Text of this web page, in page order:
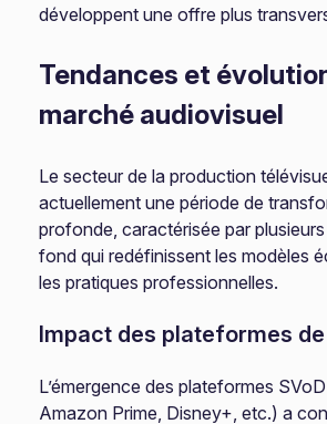
développent une offre plus
Tendances et
marché audiovisuel
Le secteur de la production
actuellement une période de
profonde, caractérisée par
fond qui redéfinissent les modèles
les pratiques professionnelles.
Impact des plateformes
L’émergence des plateformes
Amazon Prime, Disney+, etc.) a